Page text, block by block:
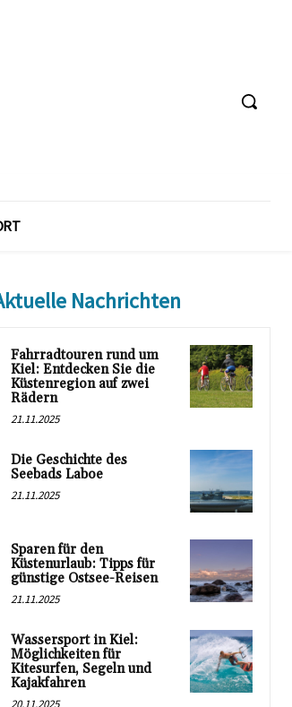
Nachrichten
Fahrradtouren rund um
Kiel: Entdecken Sie die
Küstenregion auf zwei
Rädern
21.11.2025
Die Geschichte des
Seebads Laboe
21.11.2025
Sparen für den
Küstenurlaub: Tipps für
günstige Ostsee-Reisen
21.11.2025
Wassersport in Kiel:
Möglichkeiten für
Kitesurfen, Segeln und
Kajakfahren